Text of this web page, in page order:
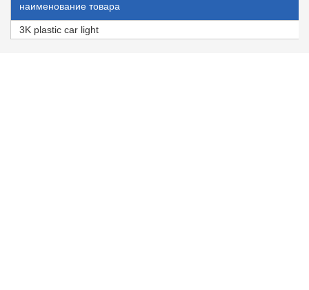
наименование товара
3K plastic car light